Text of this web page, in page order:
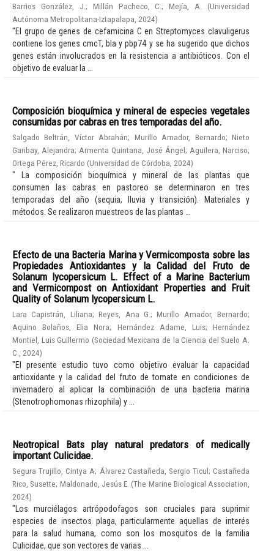
Barrios González, J. ; Millán Pacheco, C.;Mejía, A. (Universidad
Autónoma Metropolitana-Iztapalapa 2024)
"El grupo de genes de cefamicina C en Streptomyces clavuligerus
contiene los genes cmcT, bla y pbp74 y se ha sugerido que dichos
genes están involucrados en la resistencia a antibióticos. Con el
objetivo de evaluar la ...
Composición bioquímica y mineral de especies vegetales
consumidas por cabras en tres temporadas del año.
Salgado Beltrán, Víctor Abrahán; Murillo Amador, Bernardo;Nieto
Garibay, Alejandra; Armenta Quintana, José Ángel; Aguilera, Narciso;
Ortega Pérez, Ricardo (Universidad de Córdoba 2024)
" La composición bioquímica y mineral de las plantas que
consumen las cabras en pastoreo se determinaron en tres
temporadas del año (sequia, lluvia y transición). Materiales y
métodos. Se realizaron muestreos de las plantas ...
Efecto de una Bacteria Marina y Vermicomposta sobre las
Propiedades Antioxidantes y la Calidad del Fruto de
Solanum lycopersicum L. Effect of a Marine Bacterium
and Vermicompost on Antioxidant Properties and Fruit
Quality of Solanum lycopersicum L.
Lara Capistrán, Liliana;Reyes, Ana G. ;Murillo Amador, Bernardo;
Aquino Bolaños, Elia Nora; Hernández Adame, Luis;Hernández
Montiel, Luis Guillermo (Sociedad Mexicana de la Ciencia del Suelo A.
C.
2024)
"El presente estudio tuvo como objetivo evaluar la capacidad
antioxidante y la calidad del fruto de tomate en condiciones de
invernadero al aplicar la combinación de una bacteria marina
(Stenotrophomonas rhizophila) y ...
Neotropical Bats play natural predators of medically
important Culicidae.
Segura Trujillo, Cintya A; Álvarez Castañeda, Sergio Ticul; Castañeda
Rico, Susette; Maldonado, Jesús E. (The Marine Biological Association
2024)
"Los murciélagos artrópodofagos son cruciales para suprimir
especies de insectos plaga, particularmente aquellas de interés
para la salud humana, como son los mosquitos de la familia
Culicidae, que son vectores de varias ...